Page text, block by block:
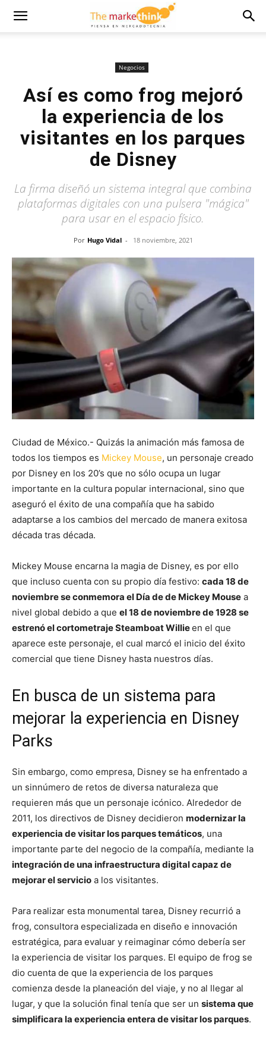
Negocios
Así es como frog mejoró
la experiencia de los
visitantes en los parques
de Disney
La firma diseñó un sistema integral que combina
plataformas digitales con una pulsera "mágica"
para usar en el espacio físico.
Por Hugo Vidal - 18 noviembre, 2021
Ciudad de México.- Quizás la animación más famosa de
todos los tiempos es Mickey Mouse, un personaje creado
por Disney en los 20’s que no sólo ocupa un lugar
importante en la cultura popular internacional, sino que
aseguró el éxito de una compañía que ha sabido
adaptarse a los cambios del mercado de manera exitosa
década tras década.
Mickey Mouse encarna la magia de Disney, es por ello
que incluso cuenta con su propio día festivo: cada 18 de
noviembre se conmemora el Día de de Mickey Mouse a
nivel global debido a que el 18 de noviembre de 1928 se
estrenó el cortometraje Steamboat Willieen el que
aparece este personaje, el cual marcó el inicio del éxito
comercial que tiene Disney hasta nuestros días.
En busca de un sistema para
mejorar la experiencia en Disney
Parks
Sin embargo, como empresa, Disney se ha enfrentado a
un sinnúmero de retos de diversa naturaleza que
requieren más que un personaje icónico. Alrededor de
2011, los directivos de Disney decidieron modernizar la
experiencia de visitar los parques temáticos, una
importante parte del negocio de la compañía, mediante la
integración de una infraestructura digital capaz de
mejorar el servicio a los visitantes.
Para realizar esta monumental tarea, Disney recurrió a
frog, consultora especializada en diseño e innovación
estratégica, para evaluar y reimaginar cómo debería ser
la experiencia de visitar los parques. El equipo de frog se
dio cuenta de que la experiencia de los parques
comienza desde la planeación del viaje, y no al llegar al
lugar, y que la solución final tenía que ser un sistema que
simplificara la experiencia entera de visitar los parques.